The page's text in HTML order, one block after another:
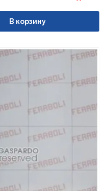
В корзину